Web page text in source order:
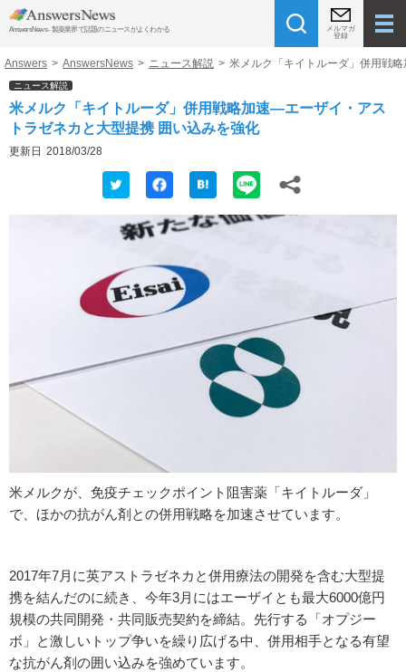
AnswersNews - 製薬業界で話題のニュースがよくわかる
メルマガ
登録
Answers > AnswersNews > ニュース解説 > 米メルク「キイトルーダ」併用戦
ニュース解説
米メルク「キイトルーダ」併用戦略加速―エーザイ・アス
トラゼネカと大型提携 囲い込みを強化
更新日 2018/03/28
米メルクが、免疫チェックポイント阻害薬「キイトルーダ」
で、ほかの抗がん剤との併用戦略を加速させています。
2017年7月に英アストラゼネカと併用療法の開発を含む大型提
携を結んだのに続き、今年3月にはエーザイとも最大6000億円
規模の共同開発・共同販売契約を締結。先行する「オプジー
ボ」と激しいトップ争いを繰り広げる中、併用相手となる有望
な抗がん剤の囲い込みを強めています。